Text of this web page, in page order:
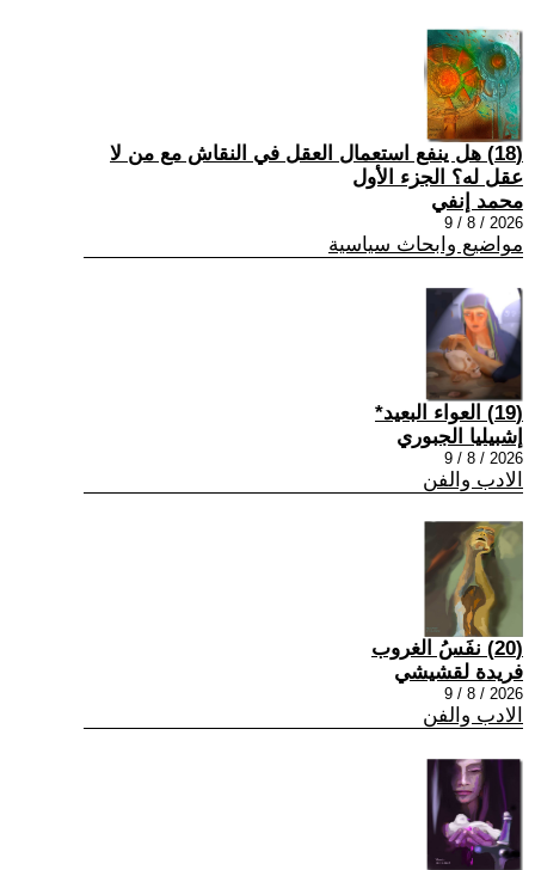
(18) هل ينفع استعمال العقل في النقاش مع من لا
عقل له؟ الجزء الأول
محمد إنفي
2026 / 8 / 9
مواضيع وابحاث سياسية
(19) العواء البعيد*
إشبيليا الجبوري
2026 / 8 / 9
الادب والفن
(20) نفَسُ الغروب
فريدة لقشيشي
2026 / 8 / 9
الادب والفن